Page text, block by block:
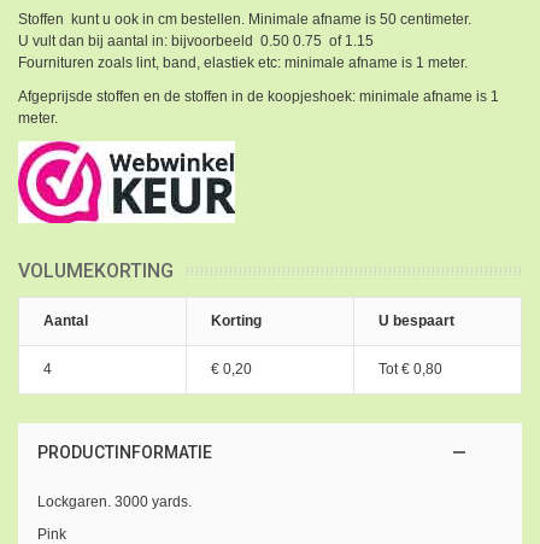
Stoffen kunt u ook in cm bestellen. Minimale afname is 50 centimeter.
U vult dan bij aantal in: bijvoorbeeld 0.50 0.75 of 1.15
Fournituren zoals lint, band, elastiek etc: minimale afname is 1 meter.
Afgeprijsde stoffen en de stoffen in de koopjeshoek: minimale afname is 1
meter.
VOLUMEKORTING
Aantal Korting U bespaart
4 € 0,20 Tot€ 0,80
PRODUCTINFORMATIE
Lockgaren. 3000 yards.
Pink